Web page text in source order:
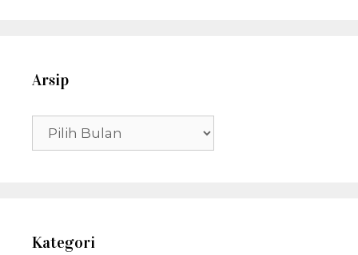
Arsip
Arsip
Kategori